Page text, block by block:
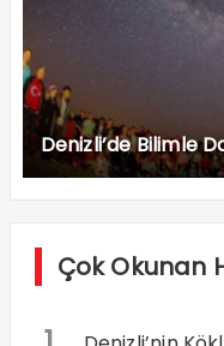
Denizli’de Bilimle
Çok Okunan